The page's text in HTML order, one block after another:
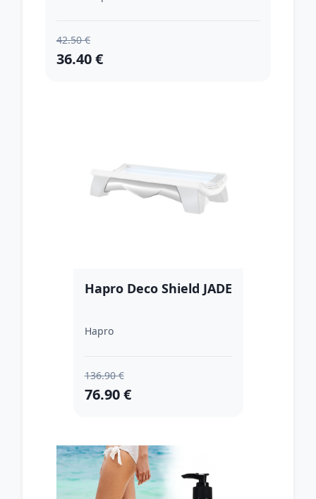
42.50 €
36.40 €
Hapro Deco Shield JADE
Hapro
136.90 €
76.90 €